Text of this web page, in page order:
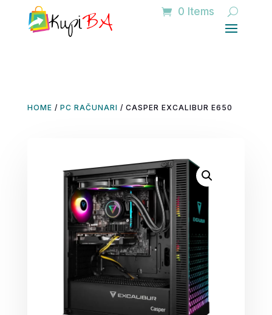
0 Items
HOME / PC RAČUNARI / CASPER EXCALIBUR E650